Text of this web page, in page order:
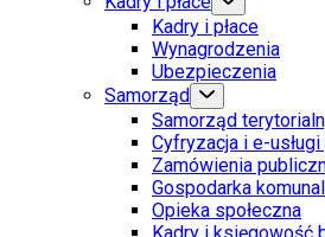
Kadry i płace
Wynagrodzenia
Ubezpieczenia
Samorząd
Samorząd
Cyfryzacja i e-
Zamówienia
Gospodarka
Opieka społeczna